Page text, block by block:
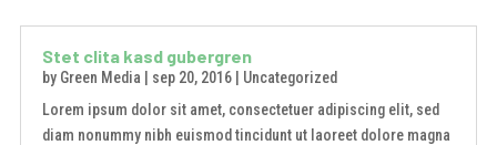
Stet clita kasd gubergren
by Green Media sep 20, 2016| Uncategorized
Lorem ipsum dolor sit amet, consectetuer adipiscing elit, sed
diam nonummy nibh euismod tincidunt ut laoreet dolore magna